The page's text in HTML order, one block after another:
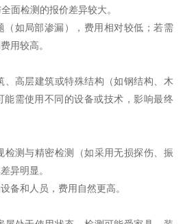
面检测的报价差异较大。
（如局部渗漏），费用相对较低；若需
用较高。
、高层建筑或特殊结构（如钢结构、木
能需使用不同的设备或技术，影响最终
检测与精密检测（如采用无损探伤、振
异明显。
备和人员，费用自然更高。